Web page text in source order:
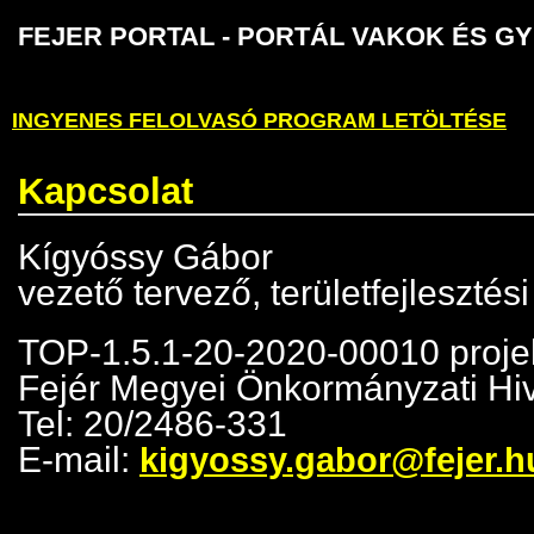
FEJER PORTAL - PORTÁL VAKOK ÉS
INGYENES FELOLVASÓ PROGRAM LETÖLTÉSE
Kapcsolat
Kígyóssy Gábor
vezető tervező,
TOP-1.5.1-20-2020-00010
Fejér Megyei Önkormányzati
Tel: 20/2486-331
E-mail: